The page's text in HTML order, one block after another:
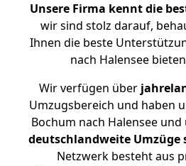
Unsere Firma kennt die
wir sind stolz darauf,
Ihnen die beste
nach Halensee
Wir verfügen über
Umzugsbereich und haben
Bochum nach Halensee
deutschlandweite Umzüge
Netzwerk besteht aus